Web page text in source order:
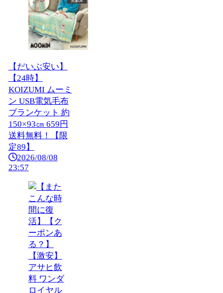
【だいぶ安い】
【24時】
KOIZUMI ムーミ
ン USB電気毛布
ブランケット 約
150×93㎝ 659円
送料無料！【限
定89】
2026/08/08
23:57